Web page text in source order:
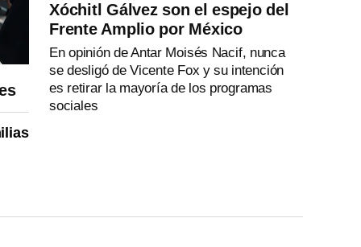
Xóchitl Gálvez son el espejo del
Frente Amplio por México
En opinión de Antar Moisés Nacif, nunca
se desligó de Vicente Fox y su intención
es retirar la mayoría de los programas
sociales